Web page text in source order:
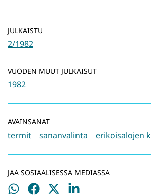
JULKAISTU
2/1982
VUODEN MUUT JULKAISUT
1982
AVAINSANAT
termit sananvalinta erikoisalojen
JAA SOSIAALISESSA MEDIASSA
Jaa
Jaa
Jaa
Jaa